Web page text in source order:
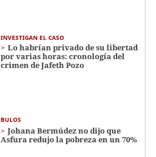
INVESTIGAN EL CASO
Lo habrían privado de su libertad
por varias horas: cronología del
crimen de Jafeth Pozo
BULOS
Johana Bermúdez no dijo que
Asfura redujo la pobreza en un 70%